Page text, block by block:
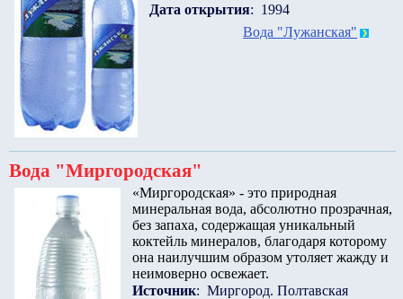
Дата открытия: 1994
Вода "Лужанская"
Вода "Миргородская"
«Миргородская» - это природная
минеральная вода, абсолютно прозрачная,
без запаха, содержащая уникальный
коктейль минералов, благодаря которому
она наилучшим образом утоляет жажду и
неимоверно освежает.
Источник: Миргород. Полтавская